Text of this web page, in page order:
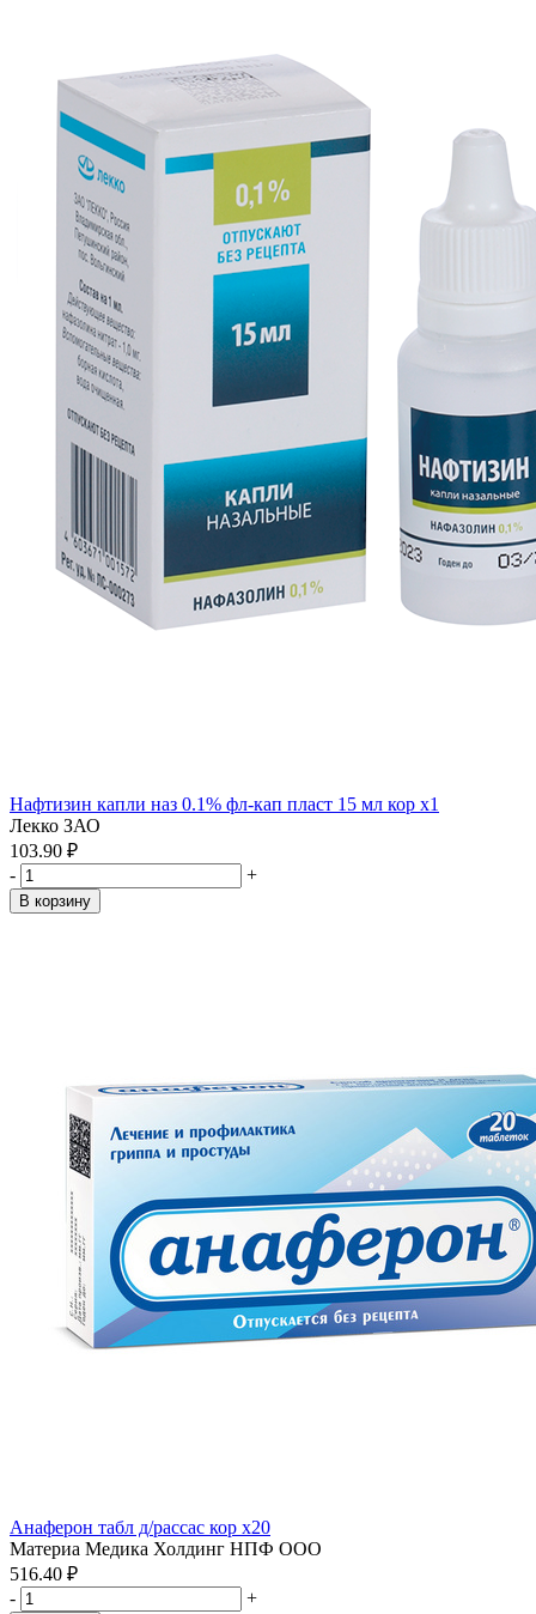
Нафтизин капли наз 0.1% фл-кап пласт 15 мл кор x1
Лекко ЗАО
103.90 ₽
-
+
В корзину
Анаферон табл д/рассас кор x20
Материа Медика Холдинг НПФ ООО
516.40 ₽
-
+